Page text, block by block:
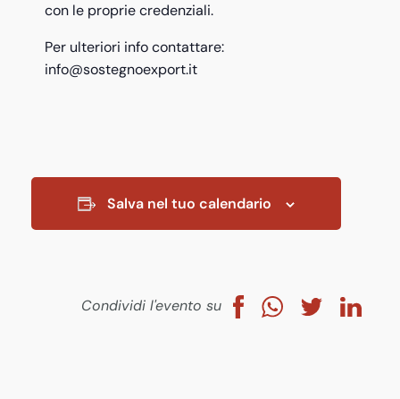
con le proprie credenziali.
Per ulteriori info contattare:
info@sostegnoexport.it
Salva nel tuo calendario
Condividi l'evento su